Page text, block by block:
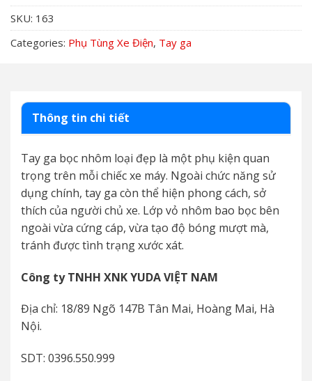
SKU: 163
Categories: Phụ Tùng Xe Điện, Tay ga
Thông tin chi tiết
Tay ga bọc nhôm loại đẹp là một phụ kiện quan
trọng trên mỗi chiếc xe máy. Ngoài chức năng sử
dụng chính, tay ga còn thể hiện phong cách, sở
thích của người chủ xe. Lớp vỏ nhôm bao bọc bên
ngoài vừa cứng cáp, vừa tạo độ bóng mượt mà,
tránh được tình trạng xước xát.
Công ty TNHH XNK YUDA VIỆT NAM
Địa chỉ: 18/89 Ngõ 147B Tân Mai, Hoàng Mai, Hà
Nội.
SDT: 0396.550.999